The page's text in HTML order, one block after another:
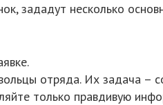
зададут несколько
отряда. Их задача
только правдивую